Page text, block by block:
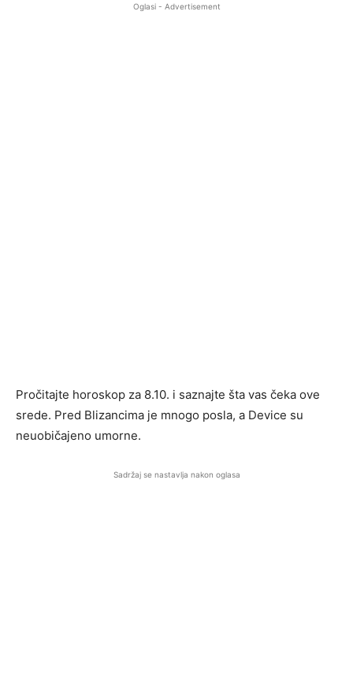
Oglasi - Advertisement
Pročitajte horoskop za 8.10. i saznajte šta vas čeka ove
srede. Pred Blizancima je mnogo posla, a Device su
neuobičajeno umorne.
Sadržaj se nastavlja nakon oglasa